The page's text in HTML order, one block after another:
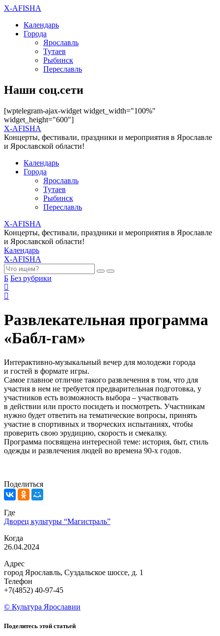
X-AFISHA
Календарь
Города
Ярославль
Тутаев
Рыбинск
Переславль
Наши соц.сети
[wptelegram-ajax-widget widget_width="100%"
widget_height="600"]
X-AFISHA
Концерты, фестивали, праздники и мероприятия в Ярославле
и Ярославской области!
Календарь
Города
Ярославль
Тутаев
Рыбинск
Переславль
X-AFISHA
Концерты, фестивали, праздники и мероприятия в Ярославле
и Ярославской области!
Календарь
X-AFISHA
Б Без рубрики
Развлекательная программа
«Бабл-гам»
Интерактивно-музыкальный вечер для молодежи города
и гостей в формате игры.
Самое главное отличие такого развлечения в том, что для
участия в нем не требуется предварительная подготовка, у
участников есть возможность выбора – участвовать
в действии или просто посидеть и посмотреть. Участникам
нужно будет ответить на тематические вопросы, принять
участие в спортивных и творческих испытаниях, чтобы
проверить свою эрудицию, скорость и смекалку.
Программа посвящена интересной теме: история, быт, стиль
одежды и развлечения людей во времена 90-х годов.
Поделиться
Где
Дворец культуры “Магистраль”
Когда
26.04.2024
Адрес
город Ярославль, Суздальское шоссе, д. 1
Телефон
+7(4852) 40-97-45
© Культура Ярославии
Поделитесь этой статьей